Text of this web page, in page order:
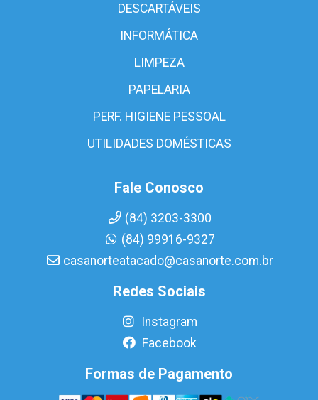
DESCARTÁVEIS
INFORMÁTICA
LIMPEZA
PAPELARIA
PERF. HIGIENE PESSOAL
UTILIDADES DOMÉSTICAS
Fale Conosco
(84) 3203-3300
(84) 99916-9327
casanorteatacado@casanorte.com.br
Redes Sociais
Instagram
Facebook
Formas de Pagamento